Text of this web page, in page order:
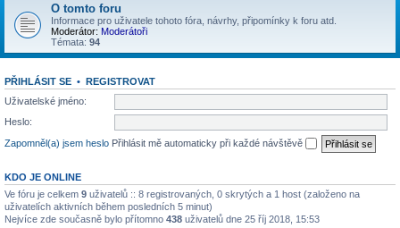
O tomto foru
Informace pro uživatele tohoto fóra, návrhy, připomínky k foru atd.
Moderátor: Moderátoři
Témata: 94
PŘIHLÁSIT SE • REGISTROVAT
Uživatelské jméno:
Heslo:
Zapomněl(a) jsem heslo Přihlásit mě automaticky při každé návštěvě
KDO JE ONLINE
Ve fóru je celkem 9 uživatelů :: 8 registrovaných, 0 skrytých a 1 host (založeno na
uživatelích aktivních během posledních 5 minut)
Nejvíce zde současně bylo přítomno 438 uživatelů dne 25 říj 2018, 15:53